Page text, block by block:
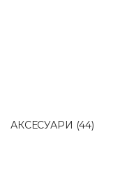
АКСЕСУАРИ (44)